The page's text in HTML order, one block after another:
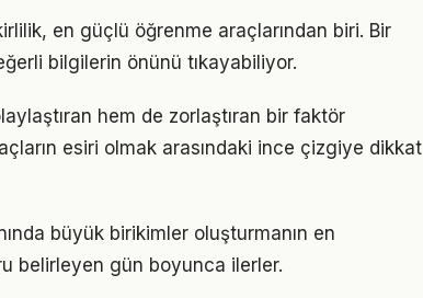
en güçlü öğrenme araçlarından biri. Bir
bilgilerin önünü tıkayabiliyor.
hem de zorlaştıran bir faktör
esiri olmak arasındaki ince çizgiye dikkat
büyük birikimler oluşturmanın en
belirleyen gün boyunca ilerler.